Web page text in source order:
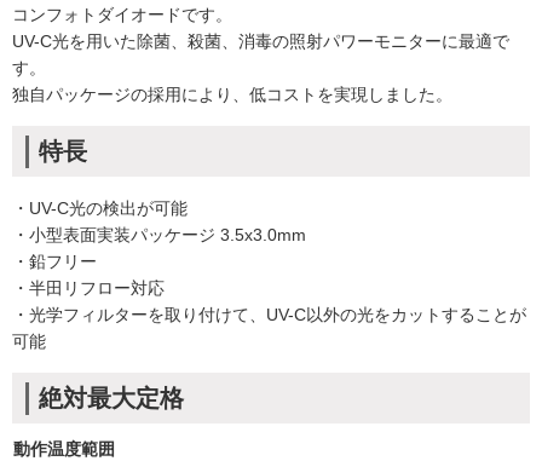
コンフォトダイオードです。
UV-C光を用いた除菌、殺菌、消毒の照射パワーモニターに最適で
す。
独自パッケージの採用により、低コストを実現しました。
特長
・UV-C光の検出が可能
・小型表面実装パッケージ 3.5x3.0mm
・鉛フリー
・半田リフロー対応
・光学フィルターを取り付けて、UV-C以外の光をカットすることが
可能
絶対最大定格
動作温度範囲